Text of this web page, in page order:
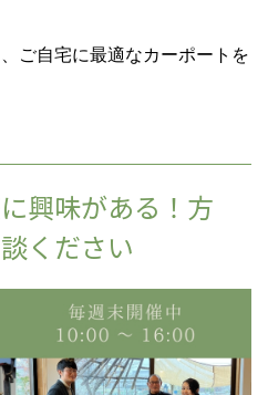
ご自宅に最適なカーポートを
興味がある！方
ください